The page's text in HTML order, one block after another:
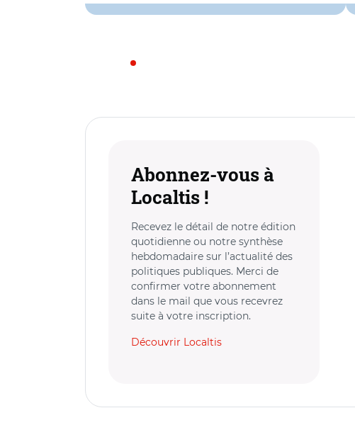
Abonnez-vous à
Localtis !
Recevez le détail de notre édition
quotidienne ou notre synthèse
hebdomadaire sur l’actualité des
politiques publiques. Merci de
confirmer votre abonnement
dans le mail que vous recevrez
suite à votre inscription.
Découvrir Localtis